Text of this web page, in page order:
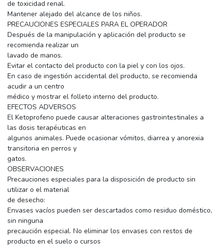
de toxicidad renal.
Mantener alejado del alcance de los niños.
PRECAUCIONES ESPECIALES PARA EL OPERADOR
Después de la manipulación y aplicación del producto se
recomienda realizar un
lavado de manos.
Evitar el contacto del producto con la piel y con los ojos.
En caso de ingestión accidental del producto, se recomienda
acudir a un centro
médico y mostrar el folleto interno del producto.
EFECTOS ADVERSOS
El Ketoprofeno puede causar alteraciones gastrointestinales a
las dosis terapéuticas en
algunos animales. Puede ocasionar vómitos, diarrea y anorexia
transitoria en perros y
gatos.
OBSERVACIONES
Precauciones especiales para la disposición de producto sin
utilizar o el material
de desecho:
Envases vacíos pueden ser descartados como residuo doméstico,
sin ninguna
precaución especial. No eliminar los envases con restos de
producto en el suelo o cursos